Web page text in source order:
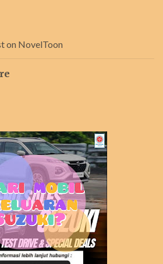
on NovelToon